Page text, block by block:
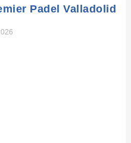
Padel Valladolid